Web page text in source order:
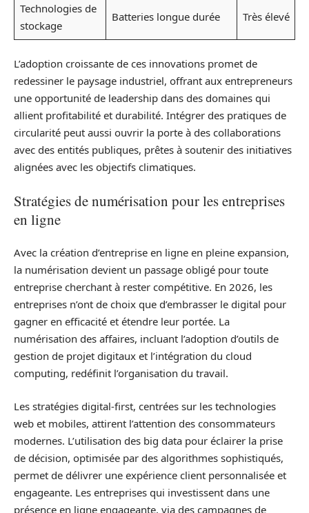
Technologies de
stockage
Batteries longue durée Très élevé
L’adoption croissante de ces innovations promet de
redessiner le paysage industriel, offrant aux entrepreneurs
une opportunité de leadership dans des domaines qui
allient profitabilité et durabilité. Intégrer des pratiques de
circularité peut aussi ouvrir la porte à des collaborations
avec des entités publiques, prêtes à soutenir des initiatives
alignées avec les objectifs climatiques.
Stratégies de numérisation pour les entreprises
en ligne
Avec la création d’entreprise en ligne en pleine expansion,
la numérisation devient un passage obligé pour toute
entreprise cherchant à rester compétitive. En 2026, les
entreprises n’ont de choix que d’embrasser le digital pour
gagner en efficacité et étendre leur portée. La
numérisation des affaires, incluant l’adoption d’outils de
gestion de projet digitaux et l’intégration du cloud
computing, redéfinit l’organisation du travail.
Les stratégies digital-first, centrées sur les technologies
web et mobiles, attirent l’attention des consommateurs
modernes. L’utilisation des big data pour éclairer la prise
de décision, optimisée par des algorithmes sophistiqués,
permet de délivrer une expérience client personnalisée et
engageante. Les entreprises qui investissent dans une
présence en ligne engageante, via des campagnes de